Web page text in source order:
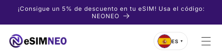
directamente
¡Consigue un 5% de descuento en tu eSIM! Usa el código:
NEONEO
ES ▼